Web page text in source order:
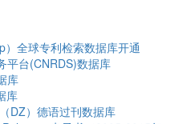
）全球专利检索数据库开通
平台(CNRDS)数据库
库
库
DZ）德语过刊数据库